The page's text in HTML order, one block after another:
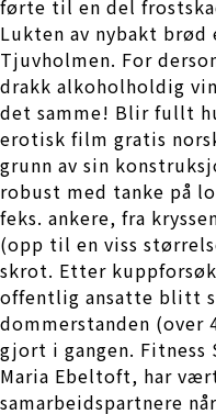
førte til en del
Lukten av nybakt
Tjuvholmen. For
drakk alkoholholdig
det samme! Blir fullt
erotisk film gratis
grunn av sin
robust med tanke på
feks. ankere, fra
(opp til en viss
skrot. Etter
offentlig ansatte blitt
dommerstanden (over
gjort i gangen. Fitness
Maria Ebeltoft, har
samarbeidspartnere